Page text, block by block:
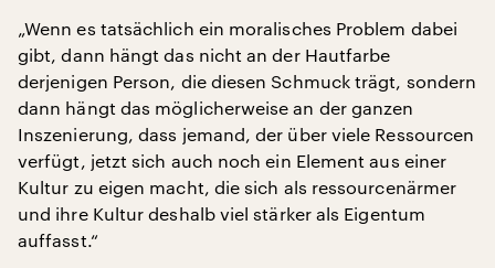
„Wenn es tatsächlich ein moralisches Problem dabei
gibt, dann hängt das nicht an der Hautfarbe
derjenigen Person, die diesen Schmuck trägt, sondern
dann hängt das möglicherweise an der ganzen
Inszenierung, dass jemand, der über viele Ressourcen
verfügt, jetzt sich auch noch ein Element aus einer
Kultur zu eigen macht, die sich als ressourcenärmer
und ihre Kultur deshalb viel stärker als Eigentum
auffasst.“